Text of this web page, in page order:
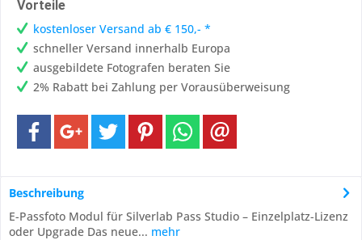
Vorteile
kostenloser Versand ab € 150,- *
schneller Versand innerhalb Europa
ausgebildete Fotografen beraten Sie
2% Rabatt bei Zahlung per Vorausüberweisung
Beschreibung
E-Passfoto Modul für Silverlab Pass Studio – Einzelplatz-Lizenz
oder Upgrade Das neue... mehr